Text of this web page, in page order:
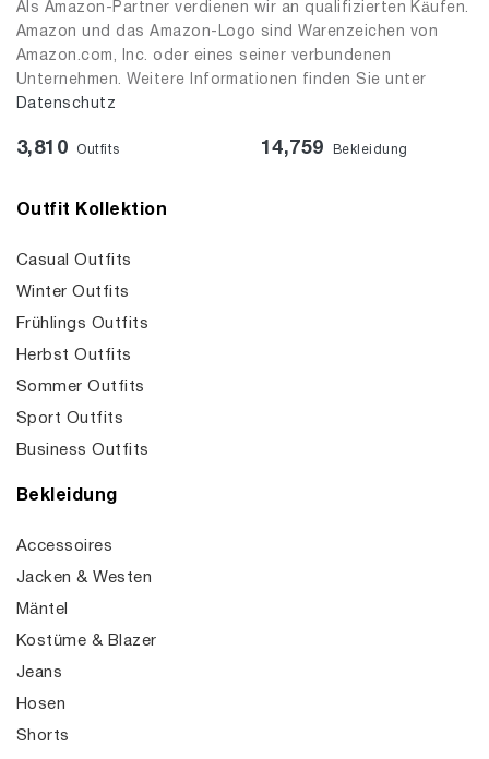
Als Amazon-Partner verdienen wir an qualifizierten Käufen.
Amazon und das Amazon-Logo sind Warenzeichen von
Amazon.com, Inc. oder eines seiner verbundenen
Unternehmen. Weitere Informationen finden Sie unter
Datenschutz
3,810 Outfits 14,759 Bekleidung
Outfit Kollektion
Casual Outfits
Winter Outfits
Frühlings Outfits
Herbst Outfits
Sommer Outfits
Sport Outfits
Business Outfits
Bekleidung
Accessoires
Jacken & Westen
Mäntel
Kostüme & Blazer
Jeans
Hosen
Shorts